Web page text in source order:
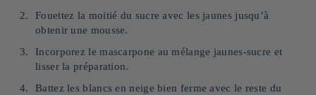
Fouettez la moitié du sucre avec les jaunes jusqu’à
obtenir une mousse.
Incorporez le mascarpone au mélange jaunes-sucre et
lisser la préparation.
Battez les blancs en neige bien ferme avec le reste du